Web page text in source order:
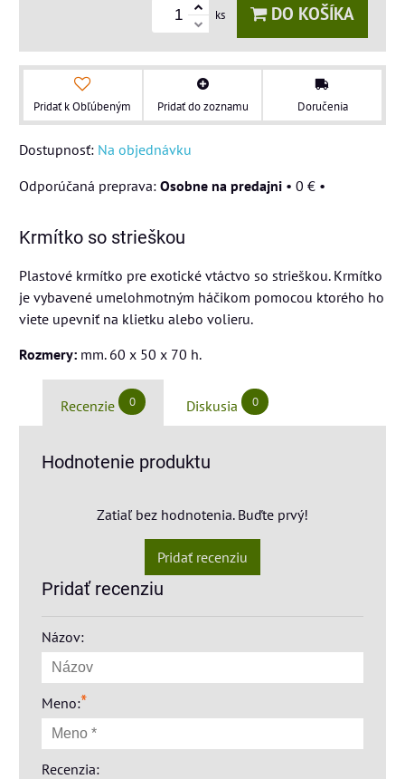
ks DO KOŠÍKA
Pridať k Obľúbeným Pridať do zoznamu Doručenia
Dostupnosť: Na objednávku
Osobne na predajni • 0 € •
Krmítko so strieškou
Plastové krmítko pre exotické vtáctvo so strieškou. Krmítko
je vybavené umelohmotným háčikom pomocou ktorého ho
viete upevniť na klietku alebo volieru.
Rozmery: mm. 60 x 50 x 70 h.
Recenzie 0 Diskusia 0
Hodnotenie produktu
Zatiaľ bez hodnotenia. Buďte prvý!
Pridať recenziu
Pridať recenziu
Názov:
Meno:*
Recenzia: